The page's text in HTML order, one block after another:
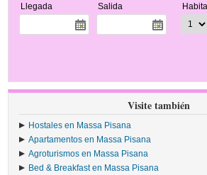
Llegada Salida
Visite también
Hostales en Massa Pisana
Apartamentos en Massa Pisana
Agroturismos en Massa Pisana
Bed & Breakfast en Massa Pisana